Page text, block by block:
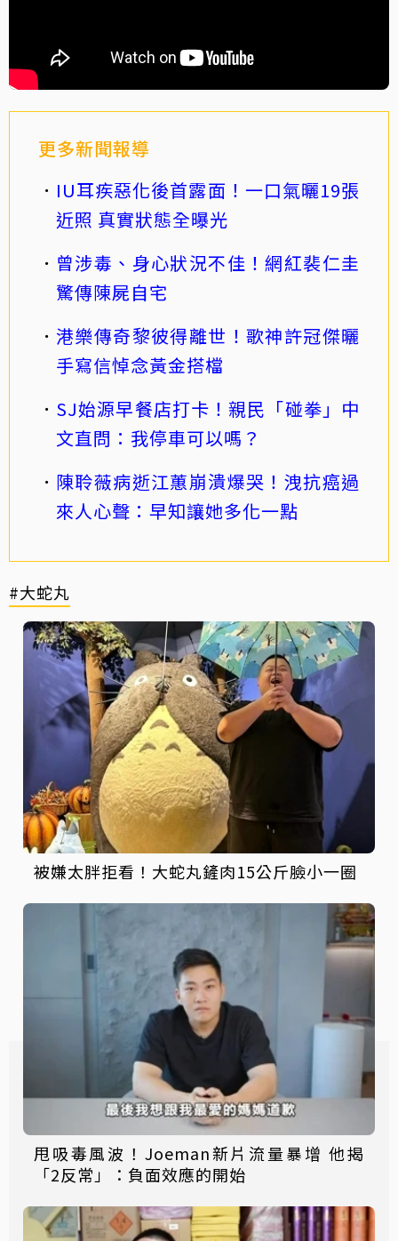
更多新聞報導
IU耳疾惡化後首露面！一口氣曬19張
近照 真實狀態全曝光
曾涉毒、身心狀況不佳！網紅裴仁圭
驚傳陳屍自宅
港樂傳奇黎彼得離世！歌神許冠傑曬
手寫信悼念黃金搭檔
SJ始源早餐店打卡！親民「碰拳」中
文直問：我停車可以嗎？
陳聆薇病逝江蕙崩潰爆哭！洩抗癌過
來人心聲：早知讓她多化一點
#大蛇丸
被嫌太胖拒看！大蛇丸鏟肉15公斤臉小一圈
甩吸毒風波！Joeman新片流量暴增 他揭
「2反常」：負面效應的開始